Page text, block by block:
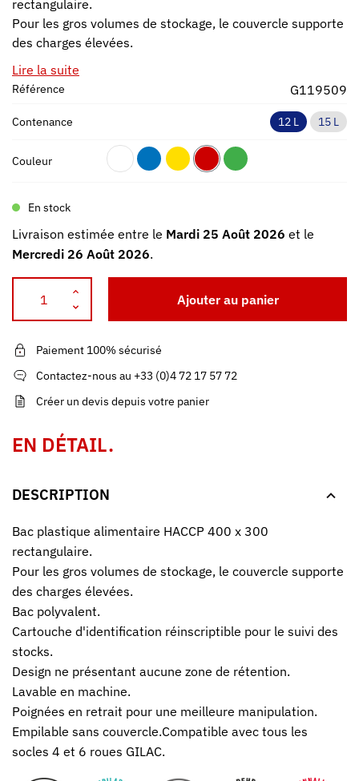
rectangulaire.
Pour les gros volumes de stockage, le couvercle supporte
des charges élevées.
Lire la suite
Référence G119509
Contenance 12 L 15 L
Couleur
En stock
Livraison estimée entre le Mardi 25 Août 2026 et le
Mercredi 26 Août 2026.
Ajouter au panier
Paiement 100% sécurisé
Contactez-nous au +33 (0)4 72 17 57 72
Créer un devis depuis votre panier
EN DÉTAIL.
DESCRIPTION
Bac plastique alimentaire HACCP 400 x 300
rectangulaire.
Pour les gros volumes de stockage, le couvercle supporte
des charges élevées.
Bac polyvalent.
Cartouche d'identification réinscriptible pour le suivi des
stocks.
Design ne présentant aucune zone de rétention.
Lavable en machine.
Poignées en retrait pour une meilleure manipulation.
Empilable sans couvercle.Compatible avec tous les
socles 4 et 6 roues GILAC.